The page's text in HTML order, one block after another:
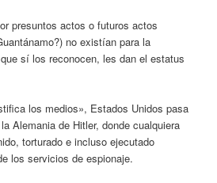
presuntos actos o futuros actos
no existían para la
sí los reconocen, les dan el estatus
los medios», Estados Unidos pasa
Alemania de Hitler, donde cualquiera
torturado e incluso ejecutado
los servicios de espionaje.